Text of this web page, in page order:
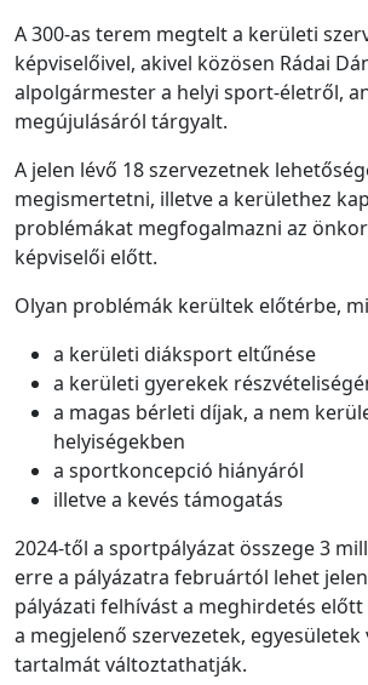
A 300-as terem megtelt a kerületi
képviselőivel, akivel közösen Rádai
alpolgármester a helyi sport-életről,
megújulásáról tárgyalt.
A jelen lévő 18 szervezetnek
megismertetni, illetve a kerülethez
problémákat megfogalmazni az
képviselői előtt.
Olyan problémák kerültek előtérbe,
a kerületi diáksport eltűnése
a kerületi gyerekek
a magas bérleti díjak, a nem
helyiségekben
a sportkoncepció hiányáról
illetve a kevés támogatás
2024-től a sportpályázat összege 3
erre a pályázatra februártól lehet
pályázati felhívást a meghirdetés
a megjelenő szervezetek,
tartalmát változtathatják.